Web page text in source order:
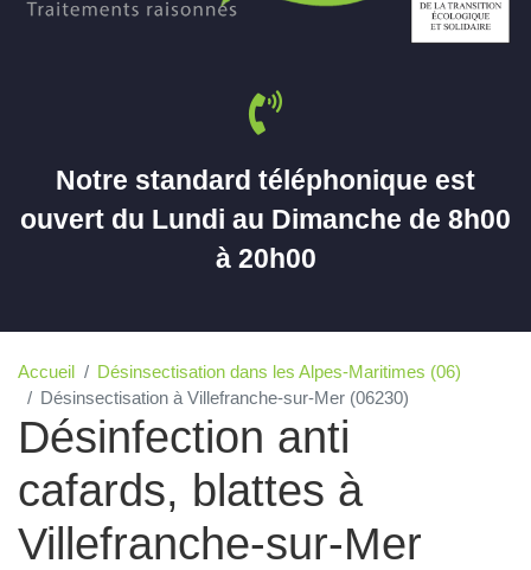
Notre standard téléphonique est
ouvert du Lundi au Dimanche de 8h00
à 20h00
Accueil
Désinsectisation dans les Alpes-Maritimes (06)
Désinsectisation à Villefranche-sur-Mer (06230)
Désinfection anti
cafards, blattes à
Villefranche-sur-Mer